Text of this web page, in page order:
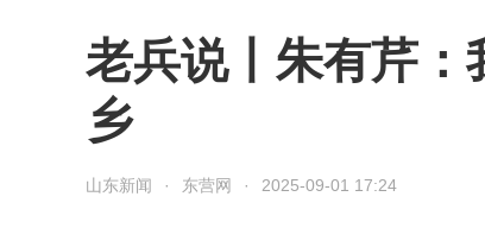
老兵说丨朱有芹：
乡
山东新闻 · 东营网 · 2025-09-01 17:24